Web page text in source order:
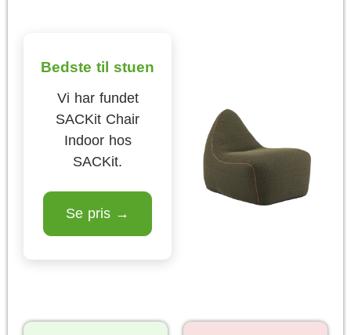
Bedste til stuen
Vi har fundet
SACKit Chair
Indoor hos
SACKit.
Se pris →